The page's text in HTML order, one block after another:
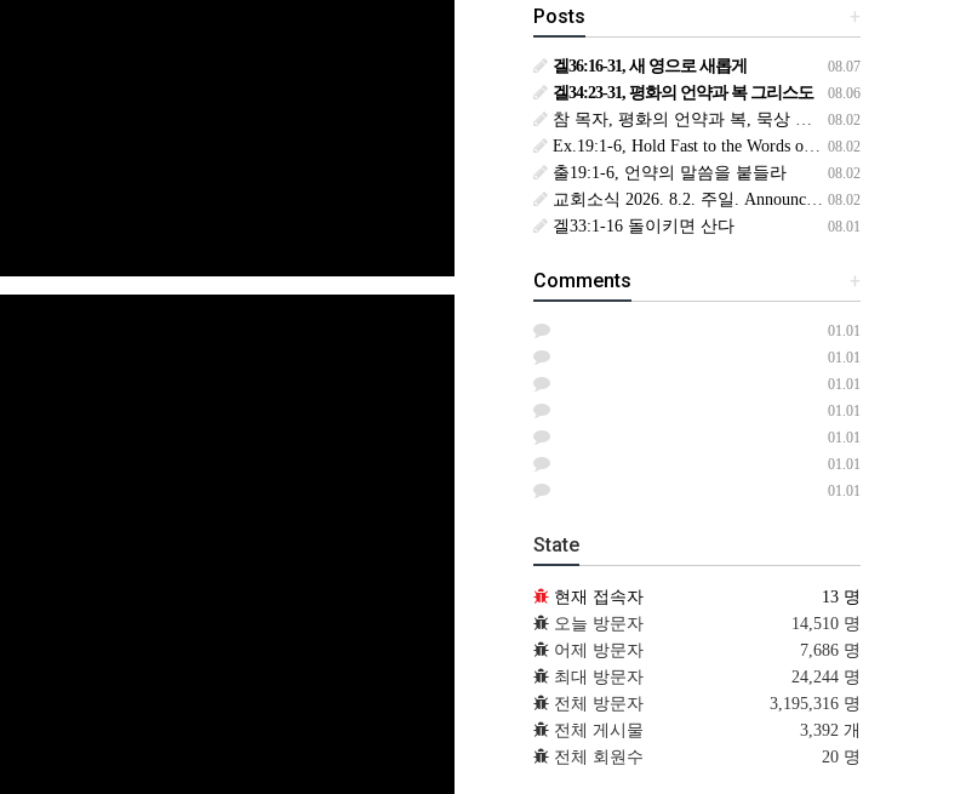
+
Posts
08.07
겔36:16-31, 새 영으로 새롭게
08.06
겔34:23-31, 평화의 언약과 복 그리스도
08.02
참 목자, 평화의 언약과 복, 묵상 후, 복된 8월 맞이하세요(생삶,3,월) *예수생명 내생명 우리생명!
08.02
Ex.19:1-6, Hold Fast to the Words of the Covenant
08.02
출19:1-6, 언약의 말씀을 붙들라
08.02
교회소식 2026. 8.2. 주일. Announcements
08.01
겔33:1-16 돌이키면 산다
+
Comments
01.01
01.01
01.01
01.01
01.01
01.01
01.01
State
현재 접속자
13 명
오늘 방문자
14,510 명
어제 방문자
7,686 명
최대 방문자
24,244 명
전체 방문자
3,195,316 명
전체 게시물
3,392 개
전체 회원수
20 명